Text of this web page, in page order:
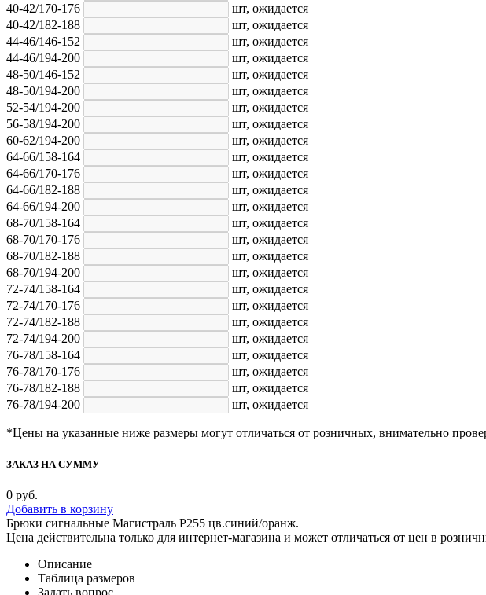
40-42/170-176
шт, ожидается
40-42/182-188
шт, ожидается
44-46/146-152
шт, ожидается
44-46/194-200
шт, ожидается
48-50/146-152
шт, ожидается
48-50/194-200
шт, ожидается
52-54/194-200
шт, ожидается
56-58/194-200
шт, ожидается
60-62/194-200
шт, ожидается
64-66/158-164
шт, ожидается
64-66/170-176
шт, ожидается
64-66/182-188
шт, ожидается
64-66/194-200
шт, ожидается
68-70/158-164
шт, ожидается
68-70/170-176
шт, ожидается
68-70/182-188
шт, ожидается
68-70/194-200
шт, ожидается
72-74/158-164
шт, ожидается
72-74/170-176
шт, ожидается
72-74/182-188
шт, ожидается
72-74/194-200
шт, ожидается
76-78/158-164
шт, ожидается
76-78/170-176
шт, ожидается
76-78/182-188
шт, ожидается
76-78/194-200
шт, ожидается
*Цены на указанные ниже размеры могут отличаться от розничных, внимательно
ЗАКАЗ НА СУММУ
0 руб.
Добавить в корзину
Брюки сигнальные Магистраль Р255 цв.синий/оранж.
Цена действительна только для интернет-магазина и может отличаться от цен в
Описание
Таблица размеров
Задать вопрос